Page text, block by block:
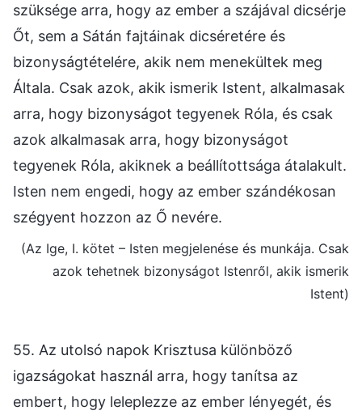
szüksége arra, hogy az ember a szájával dicsérje
Őt, sem a Sátán fajtáinak dicséretére és
bizonyságtételére, akik nem menekültek meg
Általa. Csak azok, akik ismerik Istent, alkalmasak
arra, hogy bizonyságot tegyenek Róla, és csak
azok alkalmasak arra, hogy bizonyságot
tegyenek Róla, akiknek a beállítottsága átalakult.
Isten nem engedi, hogy az ember szándékosan
szégyent hozzon az Ő nevére.
(Az Ige, I. kötet – Isten megjelenése és munkája. Csak
azok tehetnek bizonyságot Istenről, akik ismerik
Istent)
55. Az utolsó napok Krisztusa különböző
igazságokat használ arra, hogy tanítsa az
embert, hogy leleplezze az ember lényegét, és